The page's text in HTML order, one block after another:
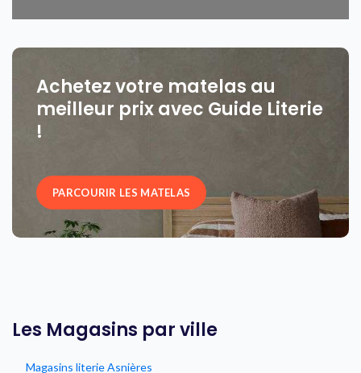
Achetez votre matelas au
meilleur prix avec Guide Literie
!
PARCOURIR LES MATELAS
Les Magasins par ville
Magasins literie Asnières